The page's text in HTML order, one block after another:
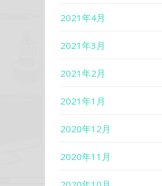
2021年4月
2021年3月
2021年2月
2021年1月
2020年12月
2020年11月